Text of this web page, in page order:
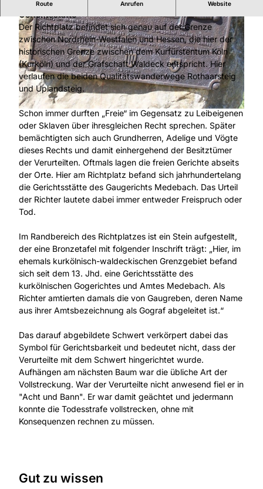
© Sophia Beyer, Tourist-Information Willingen | CC-BY-SA
© Tourist-Information Willingen, Herbert Roy | CC-BY-SA
Route Anrufen Website
Am Richtplatz befand sich jahrhundertelang eine
Gerichtsstätte
Der Richtplatz befindet sich genau auf der Grenze
zwischen Nordrhein-Westfalen und Hessen, die hier der
historischen Grenze zwischen dem Kurfürstentum Köln
(Kurköln) und der Grafschaft Waldeck entspricht. Hier
verlaufen die beiden Qualitätswanderwege Rothaarsteig
und Uplandsteig.
Schon immer durften „Freie“ im Gegensatz zu Leibeigenen
oder Sklaven über ihresgleichen Recht sprechen. Später
bemächtigten sich auch Grundherren, Adelige und Vögte
dieses Rechts und damit einhergehend der Besitztümer
der Verurteilten. Oftmals lagen die freien Gerichte abseits
der Orte. Hier am Richtplatz befand sich jahrhundertelang
die Gerichtsstätte des Gaugerichts Medebach. Das Urteil
der Richter lautete dabei immer entweder Freispruch oder
Tod.
Im Randbereich des Richtplatzes ist ein Stein aufgestellt,
der eine Bronzetafel mit folgender Inschrift trägt: „Hier, im
ehemals kurkölnisch-waldeckischen Grenzgebiet befand
sich seit dem 13. Jhd. eine Gerichtsstätte des
kurkölnischen Gogerichtes und Amtes Medebach. Als
Richter amtierten damals die von Gaugreben, deren Name
aus ihrer Amtsbezeichnung als Gograf abgeleitet ist.“
Das darauf abgebildete Schwert verkörpert dabei das
Symbol für Gerichtsbarkeit und bedeutet nicht, dass der
Verurteilte mit dem Schwert hingerichtet wurde.
Aufhängen am nächsten Baum war die übliche Art der
Vollstreckung. War der Verurteilte nicht anwesend fiel er in
"Acht und Bann". Er war damit geächtet und jedermann
konnte die Todesstrafe vollstrecken, ohne mit
Konsequenzen rechnen zu müssen.
Gut zu wissen